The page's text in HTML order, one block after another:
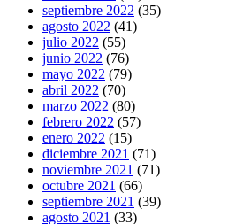
septiembre 2022 (35)
agosto 2022 (41)
julio 2022 (55)
junio 2022 (76)
mayo 2022 (79)
abril 2022 (70)
marzo 2022 (80)
febrero 2022 (57)
enero 2022 (15)
diciembre 2021 (71)
noviembre 2021 (71)
octubre 2021 (66)
septiembre 2021 (39)
agosto 2021 (33)